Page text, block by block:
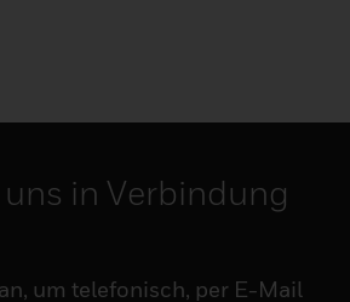
uns in Verbindung
um telefonisch, per E-Mail